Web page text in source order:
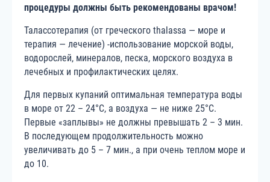
процедуры должны быть рекомендованы врачом!
Талассотерапия (от греческого thalassa — море и
терапия — лечение) -использование морской воды,
водорослей, минералов, песка, морского воздуха в
лечебных и профилактических целях.
Для первых купаний оптимальная температура воды
в море от 22 – 24°С, а воздуха — не ниже 25°С.
Первые «заплывы» не должны превышать 2 – 3 мин.
В последующем продолжительность можно
увеличивать до 5 – 7 мин., а при очень теплом море и
до 10.